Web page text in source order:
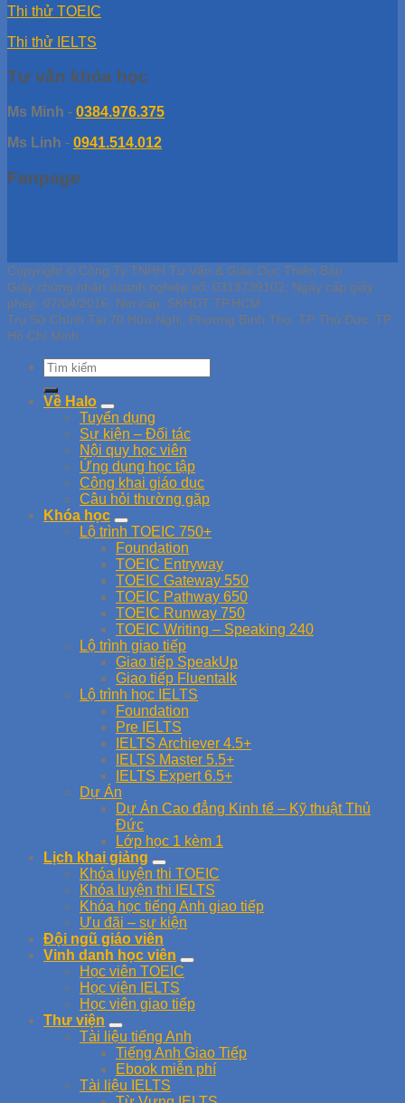
Thi thử TOEIC
Thi thử IELTS
Tư vấn khóa học
Ms Minh - 0384.976.375
Ms Linh - 0941.514.012
Fanpage
Copyright © Công Ty TNHH Tư Vấn & Giáo Dục Thiên Bảo
Giấy chứng nhận doanh nghiệp số: 0313739102, Ngày cấp giấy
phép: 07/04/2016, Nơi cấp: SKHDT TP.HCM
Trụ Sở Chính Tại 70 Hữu Nghị, Phường Bình Thọ, TP Thủ Đức, TP
Hồ Chí Minh
Về Halo
Tuyển dụng
Sự kiện – Đối tác
Nội quy học viên
Ứng dụng học tập
Công khai giáo dục
Câu hỏi thường gặp
Khóa học
Lộ trình TOEIC 750+
Foundation
TOEIC Entryway
TOEIC Gateway 550
TOEIC Pathway 650
TOEIC Runway 750
TOEIC Writing – Speaking 240
Lộ trình giao tiếp
Giao tiếp SpeakUp
Giao tiếp Fluentalk
Lộ trình học IELTS
Foundation
Pre IELTS
IELTS Archiever 4.5+
IELTS Master 5.5+
IELTS Expert 6.5+
Dự Án
Dự Án Cao đẳng Kinh tế – Kỹ thuật Thủ
Đức
Lớp học 1 kèm 1
Lịch khai giảng
Khóa luyện thi TOEIC
Khóa luyện thi IELTS
Khóa học tiếng Anh giao tiếp
Ưu đãi – sự kiện
Đội ngũ giáo viên
Vinh danh học viên
Học viên TOEIC
Học viên IELTS
Học viên giao tiếp
Thư viện
Tài liệu tiếng Anh
Tiếng Anh Giao Tiếp
Ebook miễn phí
Tài liệu IELTS